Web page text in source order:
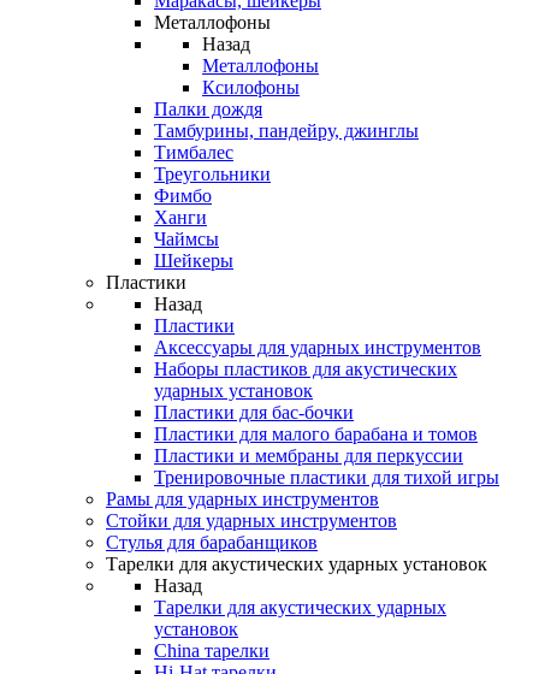
Металлофоны
Назад
Металлофоны
Ксилофоны
Палки дождя
Тамбурины, пандейру, джинглы
Тимбалес
Треугольники
Фимбо
Ханги
Чаймсы
Шейкеры
Пластики
Назад
Пластики
Аксессуары для ударных инструментов
Наборы пластиков для акустических
ударных установок
Пластики для бас-бочки
Пластики для малого барабана и томов
Пластики и мембраны для перкуссии
Тренировочные пластики для тихой игры
Рамы для ударных инструментов
Стойки для ударных инструментов
Стулья для барабанщиков
Тарелки для акустических ударных установок
Назад
Тарелки для акустических ударных
установок
China тарелки